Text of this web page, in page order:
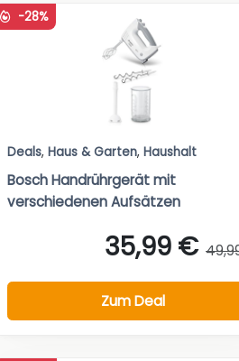
-28%
Deals, Haus & Garten, Haushalt
Bosch Handrührgerät mit
verschiedenen Aufsätzen
35,99 €
Zum Deal